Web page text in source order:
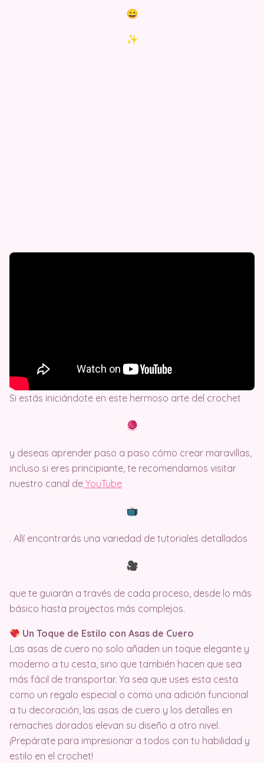
Si estás iniciándote en este hermoso arte del crochet
y deseas aprender paso a paso cómo crear maravillas,
incluso si eres principiante, te recomendamos visitar
nuestro canal de YouTube
. Allí encontrarás una variedad de tutoriales detallados
que te guiarán a través de cada proceso, desde lo más
básico hasta proyectos más complejos.
Un Toque de Estilo con Asas de Cuero
Las asas de cuero no solo añaden un toque elegante y
moderno a tu cesta, sino que también hacen que sea
más fácil de transportar. Ya sea que uses esta cesta
como un regalo especial o como una adición funcional
a tu decoración, las asas de cuero y los detalles en
remaches dorados elevan su diseño a otro nivel.
¡Prepárate para impresionar a todos con tu habilidad y
estilo en el crochet!